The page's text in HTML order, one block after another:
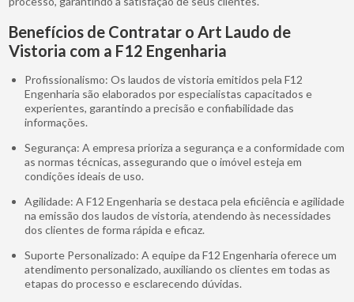
Benefícios de Contratar o Art Laudo de
Vistoria com a F12 Engenharia
Profissionalismo: Os laudos de vistoria emitidos pela F12
Engenharia são elaborados por especialistas capacitados e
experientes, garantindo a precisão e confiabilidade das
informações.
Segurança: A empresa prioriza a segurança e a conformidade com
as normas técnicas, assegurando que o imóvel esteja em
condições ideais de uso.
Agilidade: A F12 Engenharia se destaca pela eficiência e agilidade
na emissão dos laudos de vistoria, atendendo às necessidades
dos clientes de forma rápida e eficaz.
Suporte Personalizado: A equipe da F12 Engenharia oferece um
atendimento personalizado, auxiliando os clientes em todas as
etapas do processo e esclarecendo dúvidas.